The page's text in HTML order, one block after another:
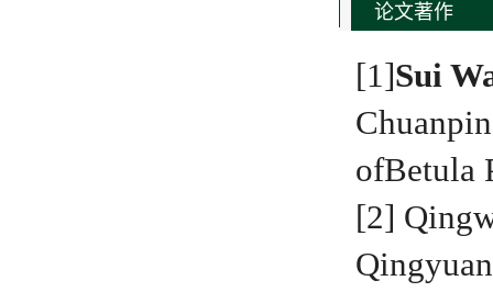
论文著作
[1]Sui
ofBetula
[2]